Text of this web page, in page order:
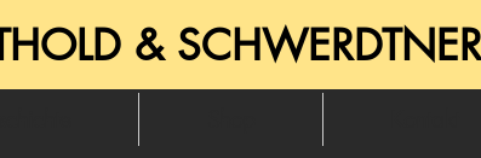
& SCHWERDTNER